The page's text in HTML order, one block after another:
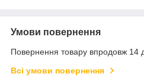
Умови повернення
Повернення товару впродовж 14
Всі умови повернення